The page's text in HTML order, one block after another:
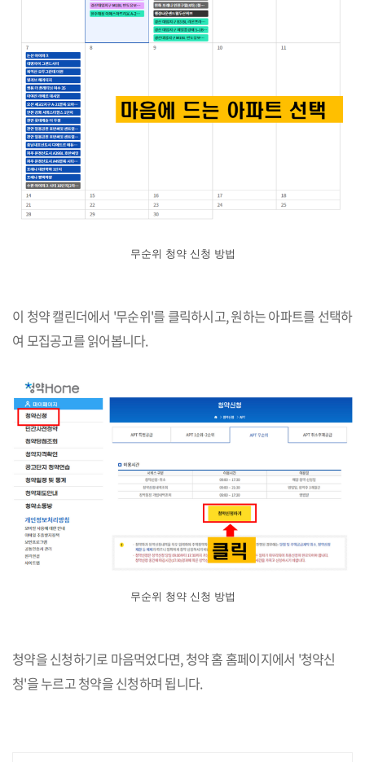
무순위 청약 신청 방법
이 청약 캘린더에서 '무순위'를 클릭하시고, 원하는 아파트를 선택하
여 모집공고를 읽어봅니다.
무순위 청약 신청 방법
청약을 신청하기로 마음먹었다면, 청약 홈 홈페이지에서 '청약신
청'을 누르고 청약을 신청하며 됩니다.